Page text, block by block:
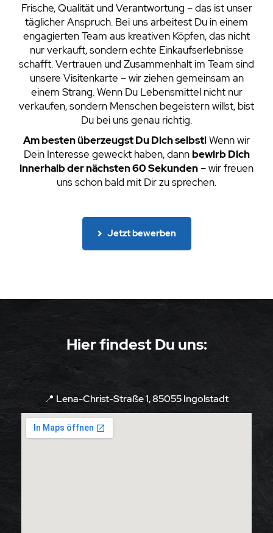
Frische, Qualität und Verantwortung – das ist unser
täglicher Anspruch. Bei uns arbeitest Du in einem
engagierten Team aus kreativen Köpfen, das nicht
nur verkauft, sondern echte Einkaufserlebnisse
schafft. Vertrauen und Zusammenhalt im Team sind
unsere Visitenkarte – wir ziehen gemeinsam an
einem Strang. Wenn Du Lebensmittel nicht nur
verkaufen, sondern Menschen begeistern willst, bist
Du bei uns genau richtig.
Am besten überzeugst Du Dich selbst!Wenn wir
Dein Interesse geweckt haben, dann bewirb Dich
innerhalb der nächsten 60 Sekunden– wir freuen
uns schon bald mit Dir zu sprechen.
Jetzt bewerben
Hier findest Du uns:
📍 Lena-Christ-Straße 1, 85055 Ingolstadt